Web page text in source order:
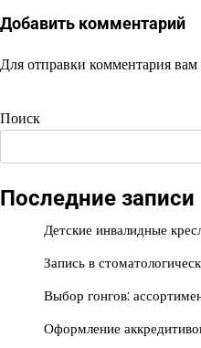
Добавить комментарий
Для отправки комментария
Поиск
Последние записи
Детские инвалидные
Запись в
Выбор гонгов:
Оформление